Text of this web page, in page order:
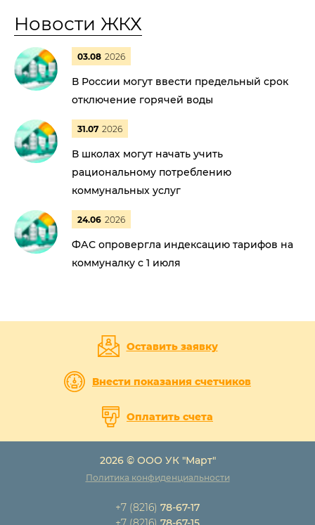
Новости ЖКХ
03.08 2026
В России могут ввести предельный срок
отключение горячей воды
31.07 2026
В школах могут начать учить
рациональному потреблению
коммунальных услуг
24.06 2026
ФАС опровергла индексацию тарифов на
коммуналку с 1 июля
Оставить заявку
Внести показания счетчиков
Оплатить счета
2026 © ООО УК "Март"
Политика конфиденциальности
+7 (8216) 78-67-17